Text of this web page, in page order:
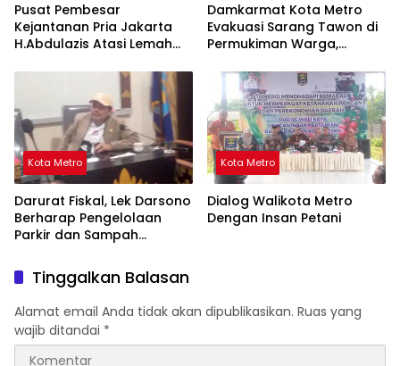
Pusat Pembesar
Kejantanan Pria Jakarta
H.Abdulazis Atasi Lemah
Damkarmat Kota Metro
Evakuasi Sarang Tawon di
Permukiman Warga,
Segera Melapor
Kota Metro
Darurat Fiskal, Lek Darsono
Berharap Pengelolaan
Parkir dan Sampah
Kota Metro
Dialog Walikota Metro
Dengan Insan Petani
Tinggalkan Balasan
Alamat email Anda tidak akan dipublikasikan. Ruas yang
wajib ditandai *